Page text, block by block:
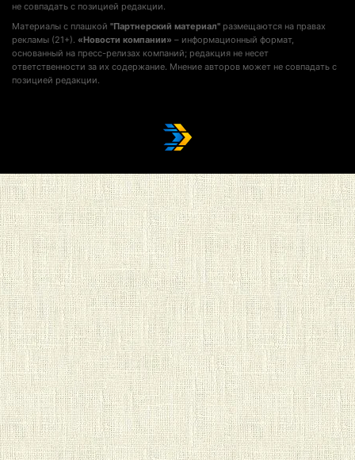
не совпадать с позицией редакции.
Материалы с плашкой "Партнерский материал" размещаются на правах
рекламы (21+). «Новости компании» – информационный формат,
основанный на пресс-релизах компаний; редакция не несет
ответственности за их содержание. Мнение авторов может не совпадать с
позицией редакции.